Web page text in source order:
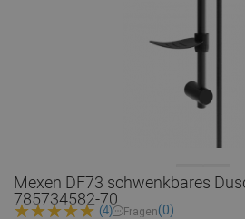
Mexen DF73 schwenkbares
785734582-70
(4) Fragen(0)